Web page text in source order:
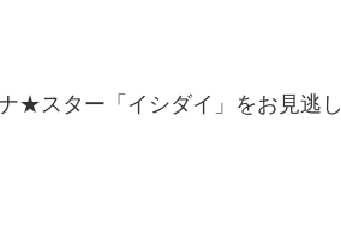
★スター「イシダイ」をお見逃し